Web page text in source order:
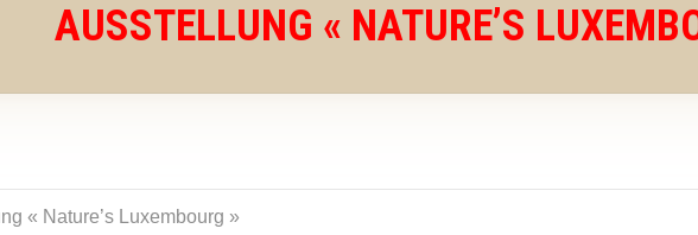
AUSSTELLUNG « NATURE’S
« Nature’s Luxembourg »